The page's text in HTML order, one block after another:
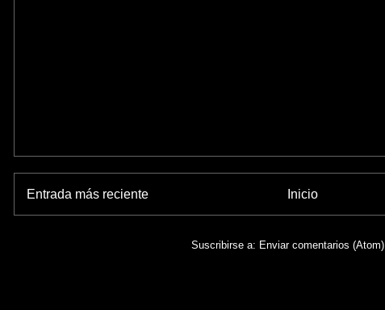
Entrada más reciente Inicio
Suscribirse a: Enviar comentarios (Atom)